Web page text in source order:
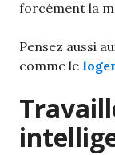
forcément la
Pensez aussi
comme le